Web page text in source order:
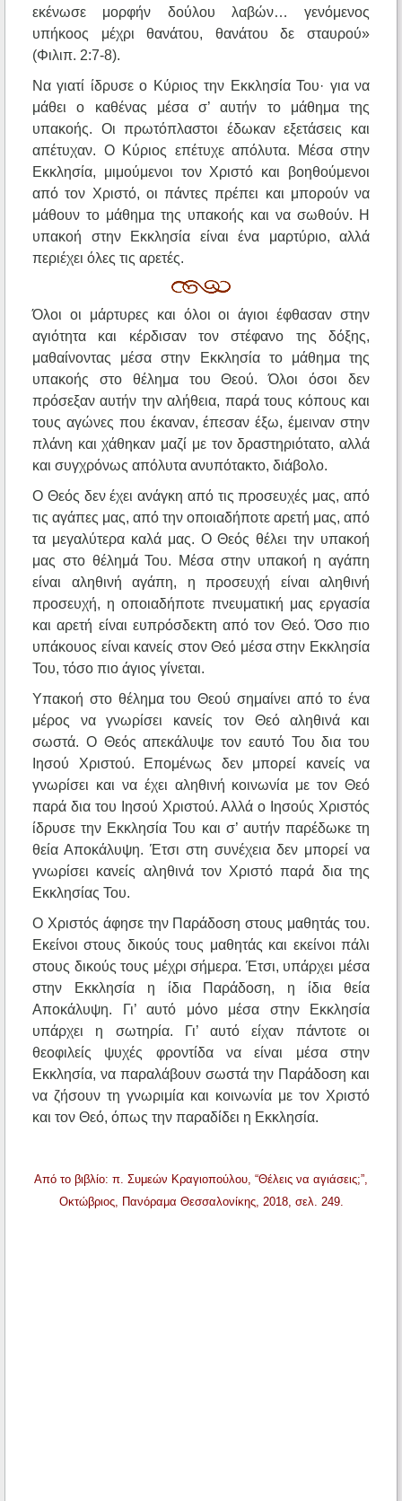
εκένωσε μορφήν δούλου λαβών… γενόμενος
υπήκοος μέχρι θανάτου, θανάτου δε σταυρού»
(Φιλιπ. 2:7-8).
Να γιατί ίδρυσε ο Κύριος την Εκκλησία Του· για να
μάθει ο καθένας μέσα σ’ αυτήν το μάθημα της
υπακοής. Οι πρωτόπλαστοι έδωκαν εξετάσεις και
απέτυχαν. Ο Κύριος επέτυχε απόλυτα. Μέσα στην
Εκκλησία, μιμούμενοι τον Χριστό και βοηθούμενοι
από τον Χριστό, οι πάντες πρέπει και μπορούν να
μάθουν το μάθημα της υπακοής και να σωθούν. Η
υπακοή στην Εκκλησία είναι ένα μαρτύριο, αλλά
περιέχει όλες τις αρετές.
Όλοι οι μάρτυρες και όλοι οι άγιοι έφθασαν στην
αγιότητα και κέρδισαν τον στέφανο της δόξης,
μαθαίνοντας μέσα στην Εκκλησία το μάθημα της
υπακοής στο θέλημα του Θεού. Όλοι όσοι δεν
πρόσεξαν αυτήν την αλήθεια, παρά τους κόπους και
τους αγώνες που έκαναν, έπεσαν έξω, έμειναν στην
πλάνη και χάθηκαν μαζί με τον δραστηριότατο, αλλά
και συγχρόνως απόλυτα ανυπότακτο, διάβολο.
Ο Θεός δεν έχει ανάγκη από τις προσευχές μας, από
τις αγάπες μας, από την οποιαδήποτε αρετή μας, από
τα μεγαλύτερα καλά μας. Ο Θεός θέλει την υπακοή
μας στο θέλημά Του. Μέσα στην υπακοή η αγάπη
είναι αληθινή αγάπη, η προσευχή είναι αληθινή
προσευχή, η οποιαδήποτε πνευματική μας εργασία
και αρετή είναι ευπρόσδεκτη από τον Θεό. Όσο πιο
υπάκουος είναι κανείς στον Θεό μέσα στην Εκκλησία
Του, τόσο πιο άγιος γίνεται.
Υπακοή στο θέλημα του Θεού σημαίνει από το ένα
μέρος να γνωρίσει κανείς τον Θεό αληθινά και
σωστά. Ο Θεός απεκάλυψε τον εαυτό Του δια του
Ιησού Χριστού. Επομένως δεν μπορεί κανείς να
γνωρίσει και να έχει αληθινή κοινωνία με τον Θεό
παρά δια του Ιησού Χριστού. Αλλά ο Ιησούς Χριστός
ίδρυσε την Εκκλησία Του και σ’ αυτήν παρέδωκε τη
θεία Αποκάλυψη. Έτσι στη συνέχεια δεν μπορεί να
γνωρίσει κανείς αληθινά τον Χριστό παρά δια της
Εκκλησίας Του.
Ο Χριστός άφησε την Παράδοση στους μαθητάς του.
Εκείνοι στους δικούς τους μαθητάς και εκείνοι πάλι
στους δικούς τους μέχρι σήμερα. Έτσι, υπάρχει μέσα
στην Εκκλησία η ίδια Παράδοση, η ίδια θεία
Αποκάλυψη. Γι’ αυτό μόνο μέσα στην Εκκλησία
υπάρχει η σωτηρία. Γι’ αυτό είχαν πάντοτε οι
θεοφιλείς ψυχές φροντίδα να είναι μέσα στην
Εκκλησία, να παραλάβουν σωστά την Παράδοση και
να ζήσουν τη γνωριμία και κοινωνία με τον Χριστό
και τον Θεό, όπως την παραδίδει η Εκκλησία.
Από το βιβλίο: π. Συμεών Κραγιοπούλου, “Θέλεις να αγιάσεις;”,
Οκτώβριος, Πανόραμα Θεσσαλονίκης, 2018, σελ. 249.